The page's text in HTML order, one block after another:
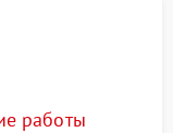
работы